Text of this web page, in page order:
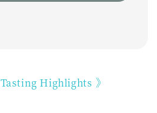
Tasting Highlights 》